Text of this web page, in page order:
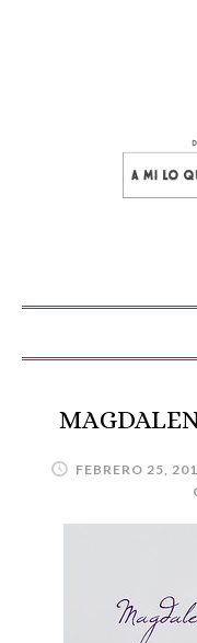
FEBRERO 25,